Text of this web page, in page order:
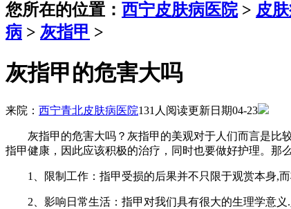
您所在的位置： 西宁皮肤病医院> 皮
病 > 灰指甲 >
灰指甲的危害大吗
来院： 西宁青北皮肤病医院131人阅读更新日期04-23
灰指甲的危害大吗？灰指甲的美观对于人们而言是比较
指甲健康，因此应该积极的治疗，同时也要做好护理。那
1、限制工作：指甲受损的后果并不只限于观赏本身,而
2、影响日常生活：指甲对我们具有很大的生理学意义.